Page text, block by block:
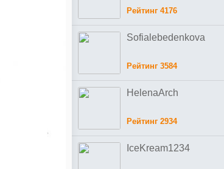
Рейтинг 4176
Sofialebedenkova
Рейтинг 3584
HelenaArch
Рейтинг 2934
IceKream1234